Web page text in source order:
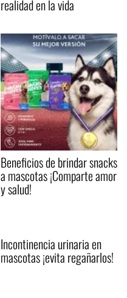
realidad en la vida
Beneficios de brindar snacks
a mascotas ¡Comparte amor
y salud!
Incontinencia urinaria en
mascotas ¡evita regañarlos!